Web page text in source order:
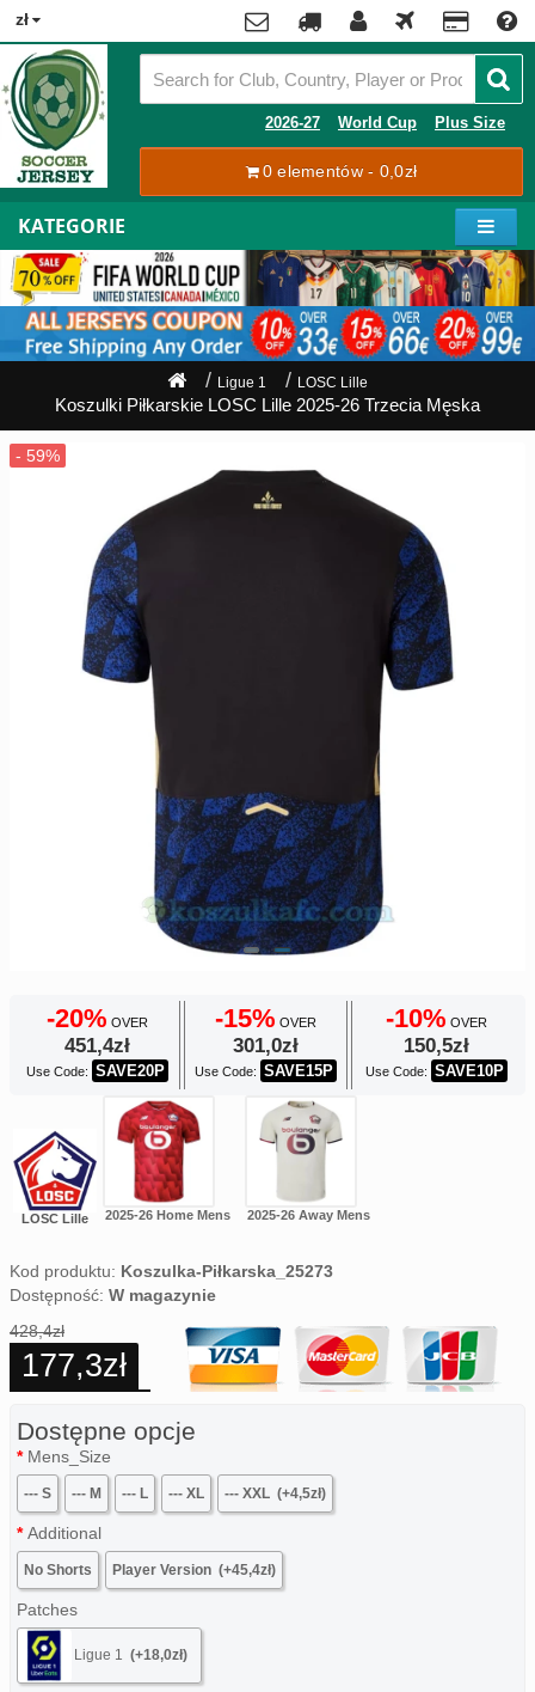
zł
Contact
Tracking
Moje
konto
Rejestracja
się
Shipping
Zamówienie
2026-27 World Cup Plus Size
0 elementów - 0,0zł
x
KATEGORIE
Premier
League
La
Liga
Bundesliga
Serie
A
Ligue
1
Pilkarze
Mistrzostwa
Europe
CONMEBOL
Other
Ligue 1 LOSC Lille
Koszulki Piłkarskie LOSC Lille 2025-26 Trzecia Męska
-20% OVER
451,4zł
Use Code: SAVE20P
-15% OVER
301,0zł
Use Code: SAVE15P
-10% OVER
150,5zł
Use Code: SAVE10P
LOSC Lille 2025-26 Home Mens 2025-26 Away Mens
Kod produktu: Koszulka-Piłkarska_25273
Dostępność: W magazynie
428,4zł
177,3zł
Dostępne opcje
Mens_Size
--- S --- M --- L --- XL --- XXL (+4,5zł)
Additional
No Shorts Player Version (+45,4zł)
Patches
Ligue 1 (+18,0zł)